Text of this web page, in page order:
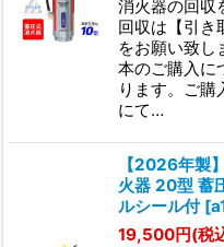
消火器の回収
回収は【引き
をお願い致し
本のご購入に
ります。ご購
にて…
【2026年製
火器 20型 蓄
ルシール付 [
19,500円(税